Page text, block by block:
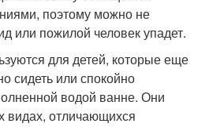
поэтому можно не
или пожилой человек упадет.
для детей, которые еще
сидеть или спокойно
водой ванне. Они
видах, отличающихся